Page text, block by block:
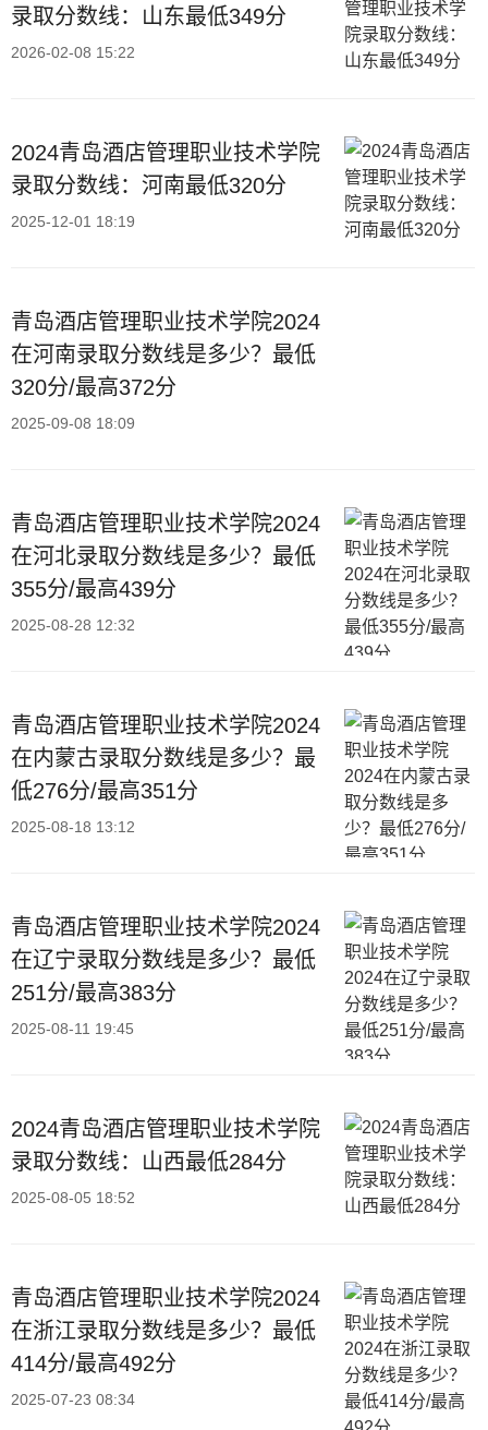
录取分数线：山东最低349分
2026-02-08 15:22
2024青岛酒店管理职业技术学院
录取分数线：河南最低320分
2025-12-01 18:19
青岛酒店管理职业技术学院2024
在河南录取分数线是多少？最低
320分/最高372分
2025-09-08 18:09
青岛酒店管理职业技术学院2024
在河北录取分数线是多少？最低
355分/最高439分
2025-08-28 12:32
青岛酒店管理职业技术学院2024
在内蒙古录取分数线是多少？最
低276分/最高351分
2025-08-18 13:12
青岛酒店管理职业技术学院2024
在辽宁录取分数线是多少？最低
251分/最高383分
2025-08-11 19:45
2024青岛酒店管理职业技术学院
录取分数线：山西最低284分
2025-08-05 18:52
青岛酒店管理职业技术学院2024
在浙江录取分数线是多少？最低
414分/最高492分
2025-07-23 08:34